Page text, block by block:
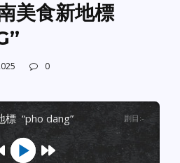
美食新地標
0
標 “pho dang” 剧目 :-